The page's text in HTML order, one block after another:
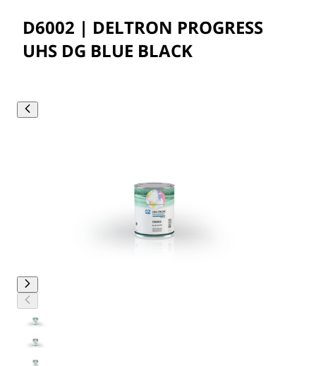
D6002 | DELTRON PROGRESS
UHS DG BLUE BLACK